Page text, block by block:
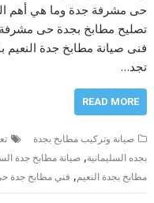
حى مشرفة جدة وما هي أهم
تصليح مطابخ بجدة حى مشرفة
فنى صيانة مطابخ جدة النعيم
تجد…
READ MORE
صيانة وتركيب مطابخ بجدة
بجده السليمانية,صيانة مطابخ جدة
مطابخ بجدة النعيم, فني مطابخ جدة